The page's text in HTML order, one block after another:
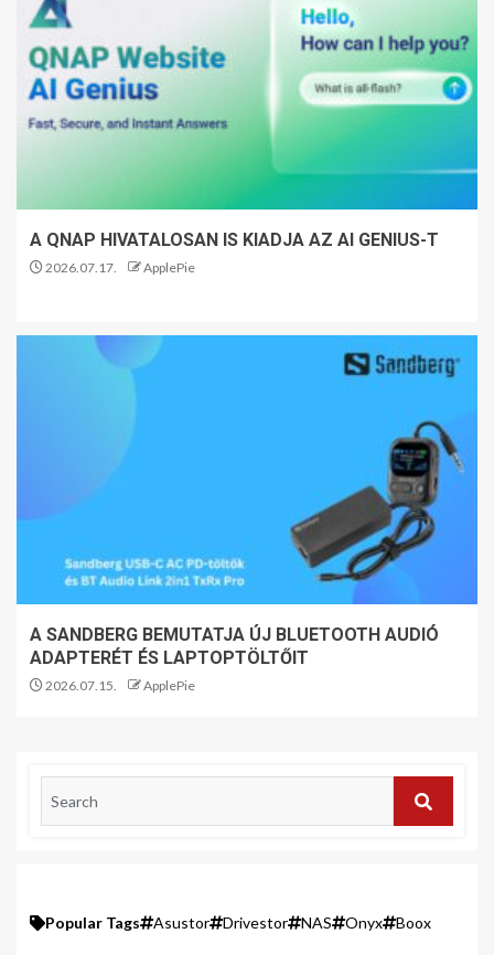
A QNAP HIVATALOSAN IS KIADJA AZ AI GENIUS-T
2026.07.17. ApplePie
A SANDBERG BEMUTATJA ÚJ BLUETOOTH AUDIÓ
ADAPTERÉT ÉS LAPTOPTÖLTŐIT
2026.07.15. ApplePie
Popular Tags Asustor Drivestor NAS Onyx Boox